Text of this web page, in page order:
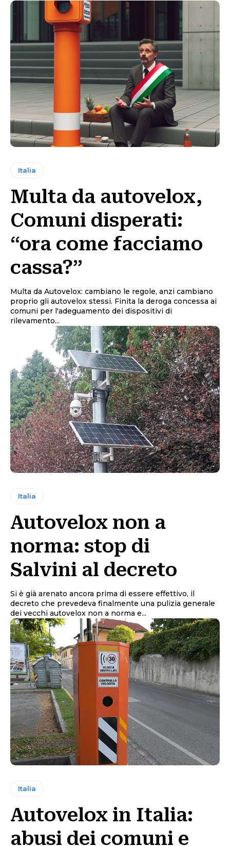
Italia
Multa da autovelox,
Comuni disperati:
“ora come facciamo
cassa?”
Multa da Autovelox: cambiano le regole, anzi cambiano
proprio gli autovelox stessi. Finita la deroga concessa ai
comuni per l'adeguamento dei dispositivi di
rilevamento...
Italia
Autovelox non a
norma: stop di
Salvini al decreto
Si è già arenato ancora prima di essere effettivo, il
decreto che prevedeva finalmente una pulizia generale
dei vecchi autovelox non a norma e...
Italia
Autovelox in Italia:
abusi dei comuni e